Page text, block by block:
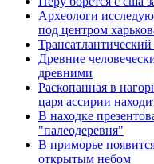
Археологи
под центром
Древние
древними
Раскопанная в
царя ассирии
В находке
"палеодеревня"
В приморье
открытым небом